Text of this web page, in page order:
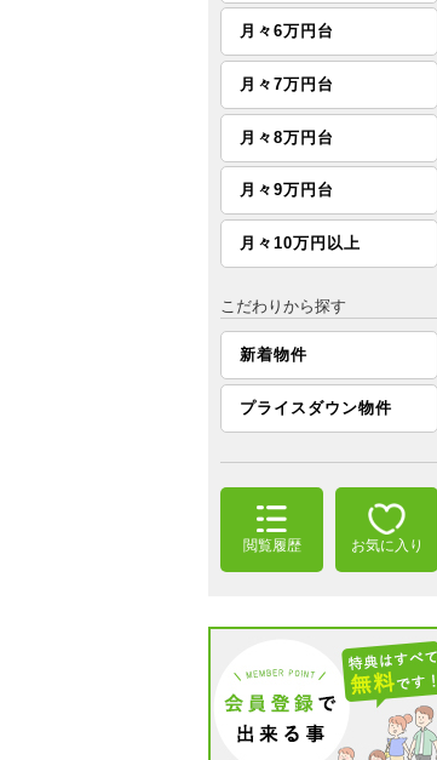
月々6万円台
月々7万円台
月々8万円台
月々9万円台
月々10万円以上
こだわりから探す
新着物件
プライスダウン物件
閲覧履歴 お気に入り